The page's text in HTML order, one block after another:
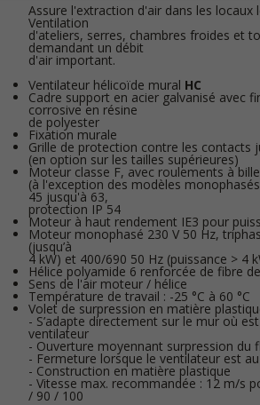
Assure l'extraction d'air dans les locaux
Ventilation
d'ateliers, serres, chambres froides et
demandant un débit
d'air important.
Ventilateur hélicoïde mural HC
Cadre support en acier galvanisé avec
corrosive en résine
de polyester
Fixation murale
Grille de protection contre les contacts
(en option sur les tailles supérieures)
Moteur classe F, avec roulements à
(à l'exception des modèles
45 jusqu'à 63,
protection IP 54
Moteur à haut rendement IE3 pour
Moteur monophasé 230 V 50 Hz,
(jusqu’à
4 kW) et 400/690 50 Hz (puissance > 4
Hélice polyamide 6 renforcée de fibre
Sens de l'air moteur / hélice
Température de travail : -25 °C à 60 °C
Volet de surpression en matière
- S’adapte directement sur le mur où
ventilateur
- Ouverture moyennant surpression du
- Fermeture lorsque le ventilateur est
- Construction en matière plastique
- Vitesse max. recommandée : 12 m/s
/ 90 / 100